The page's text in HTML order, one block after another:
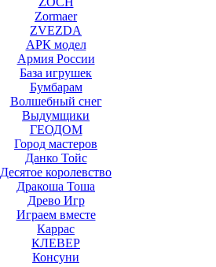
Zormaer
ZVEZDA
АРК модел
Армия России
База игрушек
Бумбарам
Волшебный снег
Выдумщики
ГЕОДОМ
Город мастеров
Данко Тойс
Десятое королевство
Дракоша Тоша
Древо Игр
Играем вместе
Каррас
КЛЕВЕР
Консуни